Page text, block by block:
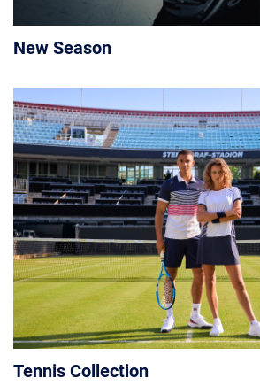
New Season
Tennis Collection